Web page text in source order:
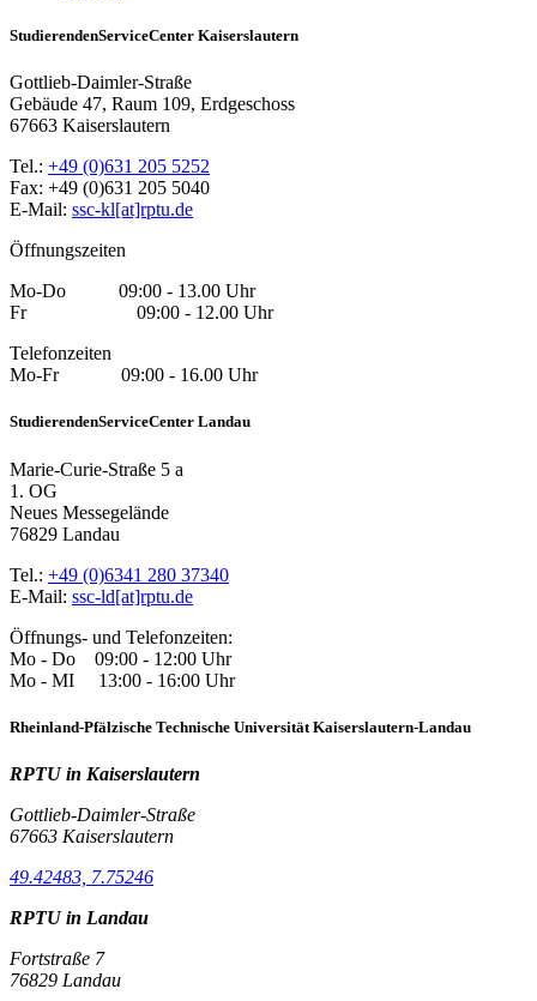
StudierendenServiceCenter Kaiserslautern
Gottlieb-Daimler-Straße
Gebäude 47, Raum 109, Erdgeschoss
67663 Kaiserslautern
Tel.: +49 (0)631 205 5252
Fax: +49 (0)631 205 5040
E-Mail: ssc-kl[at]rptu.de
Öffnungszeiten
Mo-Do 09:00 - 13.00 Uhr
Fr 09:00 - 12.00 Uhr
Telefonzeiten
Mo-Fr 09:00 - 16.00 Uhr
StudierendenServiceCenter Landau
Marie-Curie-Straße 5 a
1. OG
Neues Messegelände
76829 Landau
Tel.: +49 (0)6341 280 37340
E-Mail: ssc-ld[at]rptu.de
Öffnungs- und Telefonzeiten:
Mo - Do 09:00 - 12:00 Uhr
Mo - MI 13:00 - 16:00 Uhr
Rheinland-Pfälzische Technische Universität Kaiserslautern-Landau
RPTU in Kaiserslautern
Gottlieb-Daimler-Straße
67663 Kaiserslautern
49.42483, 7.75246
RPTU in Landau
Fortstraße 7
76829 Landau